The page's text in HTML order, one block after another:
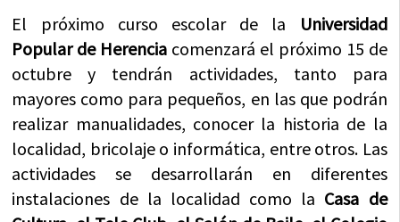
El próximo curso escolar de la Universidad
Popular de Herencia comenzará el próximo 15 de
octubre y tendrán actividades, tanto para
mayores como para pequeños, en las que podrán
realizar manualidades, conocer la historia de la
localidad, bricolaje o informática, entre otros. Las
actividades se desarrollarán en diferentes
instalaciones de la localidad como la Casa de